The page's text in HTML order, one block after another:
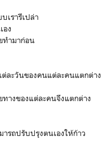
เรารึเปล่า
อง
ทำมาก่อน
ต่ละวันของคนแต่ละคนแตกต่าง
างของแต่ละคนจึงแตกต่าง
ารถปรับปรุงตนเองให้ก้าว